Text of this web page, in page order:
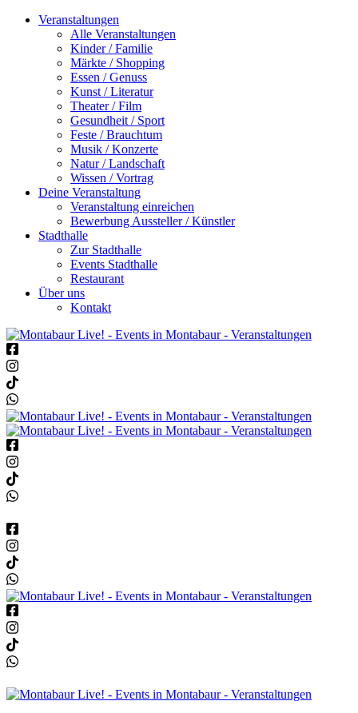
Veranstaltungen
Alle Veranstaltungen
Kinder / Familie
Märkte / Shopping
Essen / Genuss
Kunst / Literatur
Theater / Film
Gesundheit / Sport
Feste / Brauchtum
Musik / Konzerte
Natur / Landschaft
Wissen / Vortrag
Deine Veranstaltung
Veranstaltung einreichen
Bewerbung Aussteller / Künstler
Stadthalle
Zur Stadthalle
Events Stadthalle
Restaurant
Über uns
Kontakt